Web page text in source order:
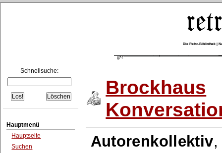
Die Retro-Bibliothek |
Schnellsuche:
Hauptmenü
Hauptseite
Suchen
Brockhaus
Autorenkollektiv